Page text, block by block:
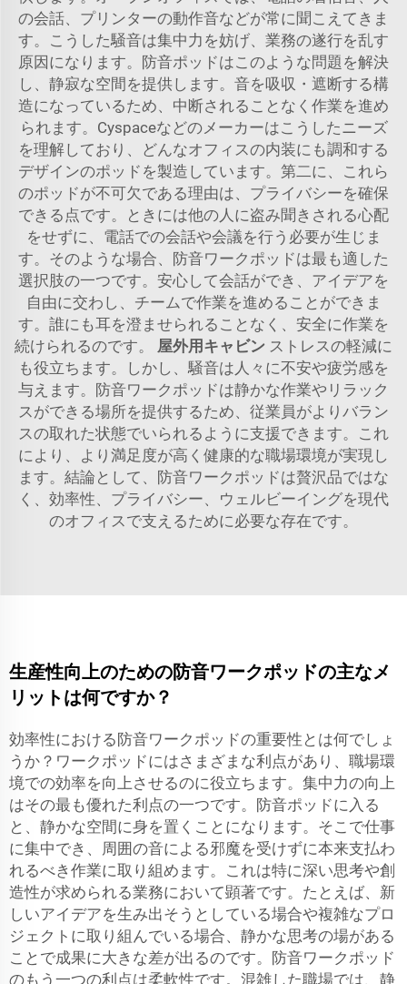
の会話、プリンターの動作音などが常に聞こえてきま
す。こうした騒音は集中力を妨げ、業務の遂行を乱す
原因になります。防音ポッドはこのような問題を解決
し、静寂な空間を提供します。音を吸収・遮断する構
造になっているため、中断されることなく作業を進め
られます。Cyspaceなどのメーカーはこうしたニーズ
を理解しており、どんなオフィスの内装にも調和する
デザインのポッドを製造しています。第二に、これら
のポッドが不可欠である理由は、プライバシーを確保
できる点です。ときには他の人に盗み聞きされる心配
をせずに、電話での会話や会議を行う必要が生じま
す。そのような場合、防音ワークポッドは最も適した
選択肢の一つです。安心して会話ができ、アイデアを
自由に交わし、チームで作業を進めることができま
す。誰にも耳を澄ませられることなく、安全に作業を
続けられるのです。 屋外用キャビン ストレスの軽減に
も役立ちます。しかし、騒音は人々に不安や疲労感を
与えます。防音ワークポッドは静かな作業やリラック
スができる場所を提供するため、従業員がよりバラン
スの取れた状態でいられるように支援できます。これ
により、より満足度が高く健康的な職場環境が実現し
ます。結論として、防音ワークポッドは贅沢品ではな
く、効率性、プライバシー、ウェルビーイングを現代
のオフィスで支えるために必要な存在です。
生産性向上のための防音ワークポッドの主なメ
リットは何ですか？
効率性における防音ワークポッドの重要性とは何でしょ
うか？ワークポッドにはさまざまな利点があり、職場環
境での効率を向上させるのに役立ちます。集中力の向上
はその最も優れた利点の一つです。防音ポッドに入る
と、静かな空間に身を置くことになります。そこで仕事
に集中でき、周囲の音による邪魔を受けずに本来支払わ
れるべき作業に取り組めます。これは特に深い思考や創
造性が求められる業務において顕著です。たとえば、新
しいアイデアを生み出そうとしている場合や複雑なプロ
ジェクトに取り組んでいる場合、静かな思考の場がある
ことで成果に大きな差が出るのです。防音ワークポッド
のもう一つの利点は柔軟性です。混雑した職場では、静